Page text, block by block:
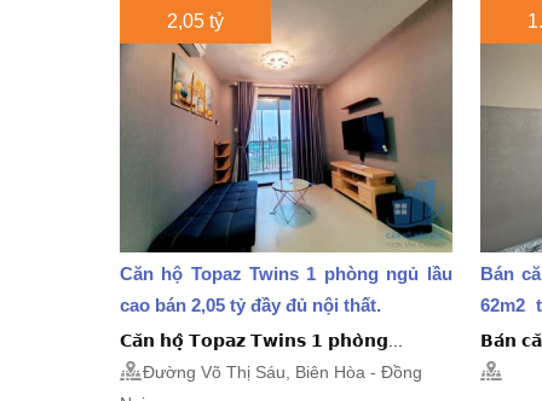
2,05 tỷ
Căn hộ Topaz Twins 1 phòng ngủ lầu
cao bán 2,05 tỷ đầy đủ nội thất.
𝗖𝗮̆𝗻 𝗵𝗼̣̂ 𝗧𝗼𝗽𝗮𝘇 𝗧𝘄𝗶𝗻𝘀 𝟭 𝗽𝗵𝗼̀𝗻𝗴...
Đường Võ Thị Sáu, Biên Hòa - Đồng
Bán
62m2
giấy...
𝗕𝗮́𝗻